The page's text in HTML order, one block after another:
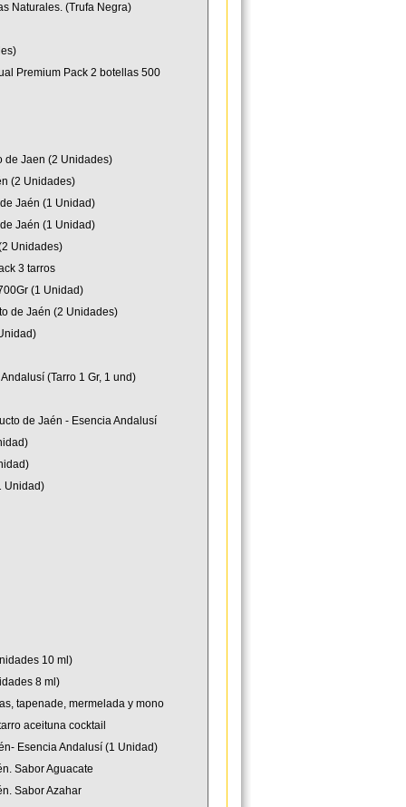
Naturales. (Trufa Negra)
Premium Pack 2 botellas 500
de Jaen (2 Unidades)
(2 Unidades)
Jaén (1 Unidad)
Jaén (1 Unidad)
Unidades)
3 tarros
(1 Unidad)
de Jaén (2 Unidades)
(Tarro 1 Gr, 1 und)
de Jaén - Esencia Andalusí
Unidad)
10 ml)
8 ml)
tapenade, mermelada y mono
aceituna cocktail
Esencia Andalusí (1 Unidad)
Sabor Aguacate
Sabor Azahar